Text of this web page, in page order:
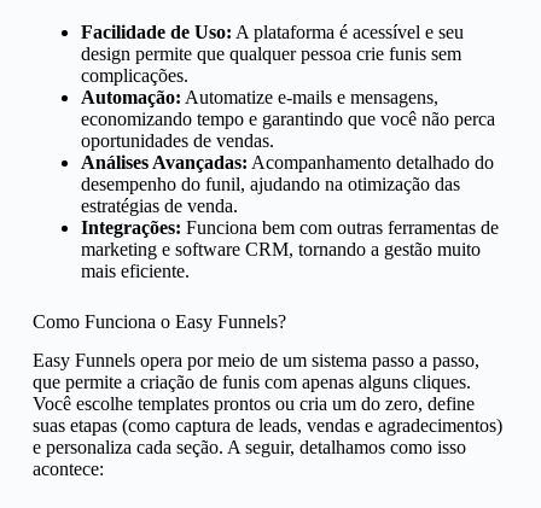
Facilidade de Uso: A plataforma é acessível e seu
design permite que qualquer pessoa crie funis sem
complicações.
Automação: Automatize e-mails e mensagens,
economizando tempo e garantindo que você não perca
oportunidades de vendas.
Análises Avançadas: Acompanhamento detalhado do
desempenho do funil, ajudando na otimização das
estratégias de venda.
Integrações: Funciona bem com outras ferramentas de
marketing e software CRM, tornando a gestão muito
mais eficiente.
Como Funciona o Easy Funnels?
Easy Funnels opera por meio de um sistema passo a passo,
que permite a criação de funis com apenas alguns cliques.
Você escolhe templates prontos ou cria um do zero, define
suas etapas (como captura de leads, vendas e agradecimentos)
e personaliza cada seção. A seguir, detalhamos como isso
acontece: